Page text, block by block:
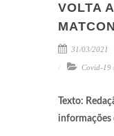
VOLTA
31/03/2021
Covid-19
Texto:
informações